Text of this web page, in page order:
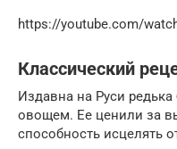
https://youtube.com/
Классический
Издавна на Руси
овощем. Ее ценили за
способность исцелять